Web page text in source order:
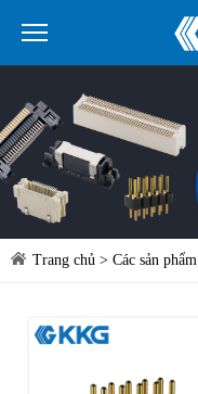
Trang chủ > Các sản phẩm